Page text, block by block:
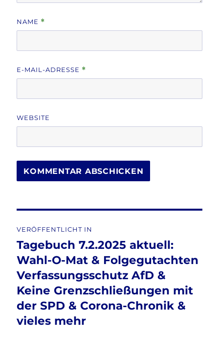
NAME *
E-MAIL-ADRESSE *
WEBSITE
VERÖFFENTLICHT IN
Tagebuch 7.2.2025 aktuell:
Wahl-O-Mat & Folgegutachten
Verfassungsschutz AfD &
Keine Grenzschließungen mit
der SPD & Corona-Chronik &
vieles mehr